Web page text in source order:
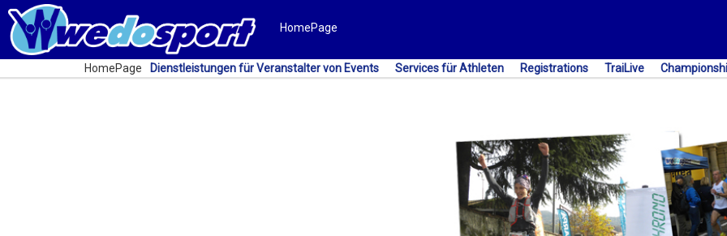
HomePage
HomePage Dienstleistungen für Veranstalter von Events Services für Athleten Registrations TraiLive